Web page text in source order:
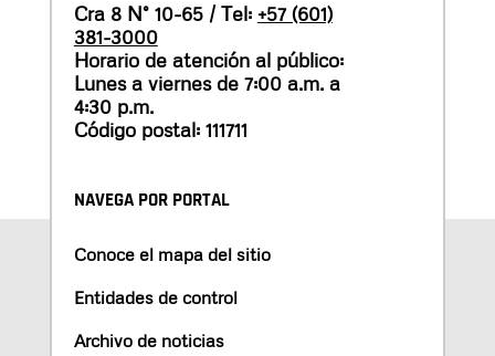
Cra 8 N° 10-65 / Tel: +57 (601)
381-3000
Horario de atención al público:
Lunes a viernes de 7:00 a.m. a
4:30 p.m.
Código postal: 111711
NAVEGA POR PORTAL
Conoce el mapa del sitio
Entidades de control
Archivo de noticias